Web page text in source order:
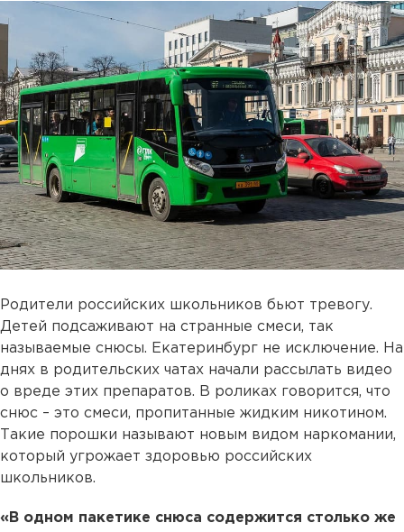
Родители российских школьников бьют тревогу.
Детей подсаживают на странные смеси, так
называемые снюсы. Екатеринбург не исключение. На
днях в родительских чатах начали рассылать видео
о вреде этих препаратов. В роликах говорится, что
снюс – это смеси, пропитанные жидким никотином.
Такие порошки называют новым видом наркомании,
который угрожает здоровью российских
школьников.
«В одном пакетике снюса содержится столько же